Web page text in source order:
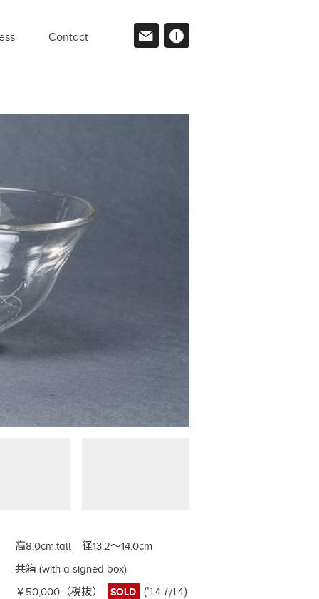
Contact
高8.0cm.tall 径13.2～14.0cm
共箱 (with a signed box)
￥50,000（税抜）
SOLD ('14 7/14)